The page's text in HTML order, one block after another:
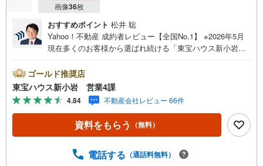
画像36枚
おすすめポイント 松井 聡
Yahoo！不動産 成約者レビュー【全国No.1】 ※2026年5月
現在多くのお客様から選ばれ続ける「東宝ハウス新小岩」
見学OK■営業時間内（9:00～20:00）はお電話でのご連絡が
スムーズです。ご自宅への送迎・最寄駅でのお待ち合わせ
等、お気軽にご相談ください。 選ばれる3つの「圧倒的メ
リット」 （1）【業界最低水準の提携住宅ローン】「他社
で断られた」「借入がある」方も独自審査で多数承認！優
遇金利と各種手数料0円でお得に。（2）【未来カレンダー
ュレーション。「月々いくらなら安心か」をプロが明確に
ゴールド推奨店
東宝ハウス新小岩 営業4課
4.84 不動産会社レビュー 66件
資料をもらう （無料）
電話する （通話料無料）